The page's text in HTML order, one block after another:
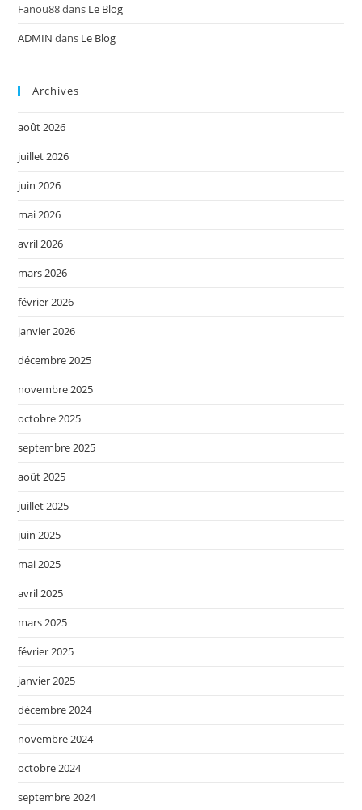
Fanou88dans Le Blog
ADMIN dans Le Blog
Archives
août 2026
juillet 2026
juin 2026
mai 2026
avril 2026
mars 2026
février 2026
janvier 2026
décembre 2025
novembre 2025
octobre 2025
septembre 2025
août 2025
juillet 2025
juin 2025
mai 2025
avril 2025
mars 2025
février 2025
janvier 2025
décembre 2024
novembre 2024
octobre 2024
septembre 2024